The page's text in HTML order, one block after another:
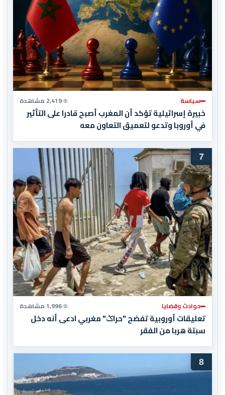
سياسة 2,419 مشاهدة
خبيرة إسرائيلية تؤكد أن المغرب أصبح قادرا على التأثير
في أوروبا وتدعو لتعميق التعاون معه
7
حوادث وقضايا 1,996 مشاهدة
تعليقات أوروبية تفضح "حراݣ" مغربي ادعى أنه دخل
سبتة هربا من الفقر
8